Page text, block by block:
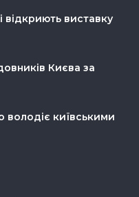
відкриють виставку
Києва за
володіє київськими